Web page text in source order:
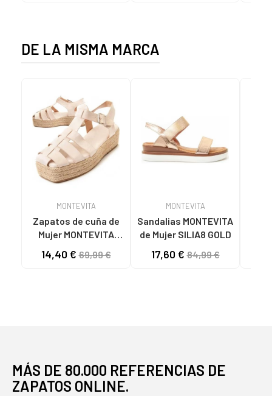
DE LA MISMA MARCA
MONTEVITA
Zapatos de cuña de
Mujer MONTEVITA
MONTEVITA MECALI
14,40 €69,99 €
MONTEVITA
Sandalias MONTEVITA
de Mujer SILIA8 GOLD
17,60 €84,99 €
MÁS DE 80.000 REFERENCIAS DE
ZAPATOS ONLINE.